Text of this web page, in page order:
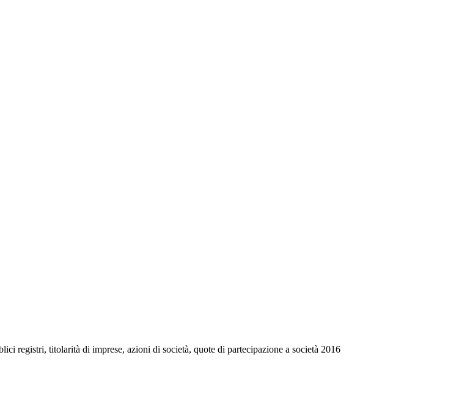
registri, titolarità di imprese, azioni di società, quote di partecipazione a società 2016